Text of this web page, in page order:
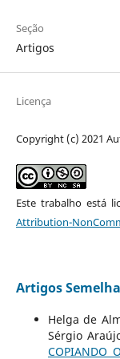
Seção
Artigos
Licença
Copyright (c) 2021
Este trabalho está
Attribution-
Artigos
Helga de
Sérgio
COPIANDO